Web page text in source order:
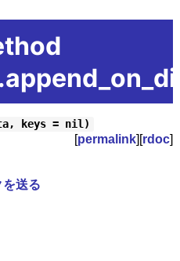
keys = nil)
[permalink][rdoc]
送る